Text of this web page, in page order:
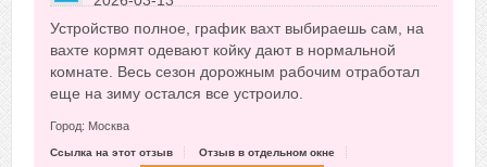
0
Сказать друзьям об отзыве
Устройство полное, график вахт выбираешь сам, на
вахте кормят одевают койку дают в нормальной
комнате. Весь сезон дорожным рабочим отработал
еще на зиму остался все устроило.
Город: Москва
Ссылка на этот отзыв
Отзыв в отдельном окне